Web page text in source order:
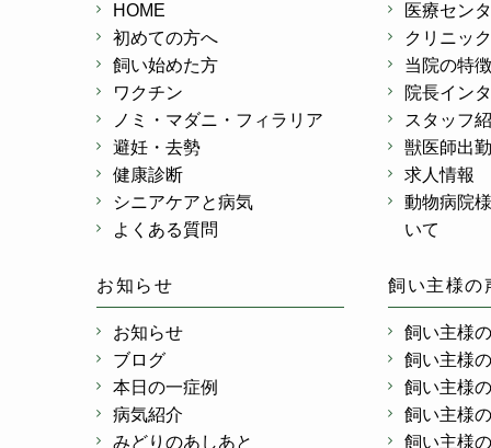
HOME
初めての方へ
飼い始めた方
ワクチン
ノミ・マダニ・フィラリア
避妊・去勢
健康診断
シニアケアと病気
よくある質問
医療セン
クリニッ
当院の特徴
院長イン
スタッフ
獣医師出
求人情報
動物病院
いて
お知らせ
お知らせ
ブログ
本日の一症例
病気紹介
みどりのあしあと
飼い主様の
飼い主様
飼い主様
飼い主様
飼い主様
飼い主様